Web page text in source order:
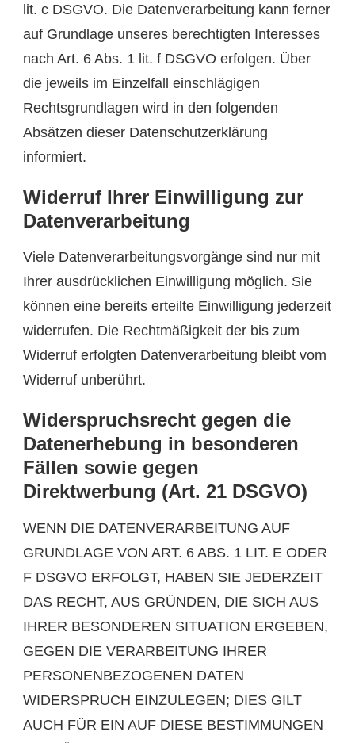
lit. c DSGVO. Die Datenverarbeitung kann ferner
auf Grundlage unseres berechtigten Interesses
nach Art. 6 Abs. 1 lit. f DSGVO erfolgen. Über
die jeweils im Einzelfall einschlägigen
Rechtsgrundlagen wird in den folgenden
Absätzen dieser Datenschutzerklärung
informiert.
Widerruf Ihrer Einwilligung zur
Datenverarbeitung
Viele Datenverarbeitungsvorgänge sind nur mit
Ihrer ausdrücklichen Einwilligung möglich. Sie
können eine bereits erteilte Einwilligung jederzeit
widerrufen. Die Rechtmäßigkeit der bis zum
Widerruf erfolgten Datenverarbeitung bleibt vom
Widerruf unberührt.
Widerspruchsrecht gegen die
Datenerhebung in besonderen
Fällen sowie gegen
Direktwerbung (Art. 21 DSGVO)
WENN DIE DATENVERARBEITUNG AUF
GRUNDLAGE VON ART. 6 ABS. 1 LIT. E ODER
F DSGVO ERFOLGT, HABEN SIE JEDERZEIT
DAS RECHT, AUS GRÜNDEN, DIE SICH AUS
IHRER BESONDEREN SITUATION ERGEBEN,
GEGEN DIE VERARBEITUNG IHRER
PERSONENBEZOGENEN DATEN
WIDERSPRUCH EINZULEGEN; DIES GILT
AUCH FÜR EIN AUF DIESE BESTIMMUNGEN